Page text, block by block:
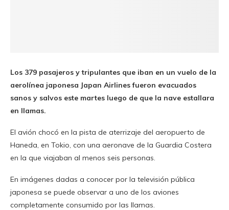
Los 379 pasajeros y tripulantes que iban en un vuelo de la
aerolínea japonesa Japan Airlines fueron evacuados
sanos y salvos este martes luego de que la nave estallara
en llamas.
El avión chocó en la pista de aterrizaje del aeropuerto de
Haneda, en Tokio, con una aeronave de la Guardia Costera
en la que viajaban al menos seis personas.
En imágenes dadas a conocer por la televisión pública
japonesa se puede observar a uno de los aviones
completamente consumido por las llamas.